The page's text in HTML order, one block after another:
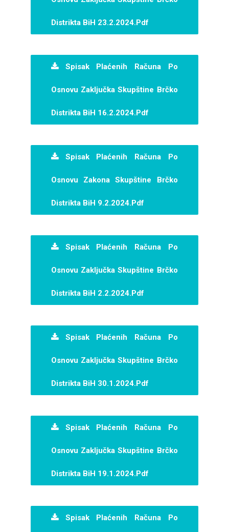
Distrikta BiH 23.2.2024.pdf
Spisak Plaćenih Računa Po
Osnovu Zaključka Skupštine Brčko
Distrikta BiH 16.2.2024.pdf
Spisak Plaćenih Računa Po
Osnovu Zakona Skupštine Brčko
Distrikta BiH 9.2.2024.pdf
Spisak Plaćenih Računa Po
Osnovu Zaključka Skupštine Brčko
Distrikta BiH 2.2.2024.pdf
Spisak Plaćenih Računa Po
Osnovu Zaključka Skupštine Brčko
Distrikta BiH 30.1.2024.pdf
Spisak Plaćenih Računa Po
Osnovu Zaključka Skupštine Brčko
Distrikta BiH 19.1.2024.pdf
Spisak Plaćenih Računa Po